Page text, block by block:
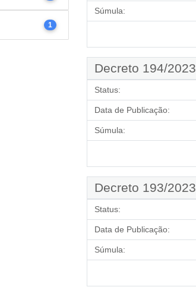
1
Súmula:
Decreto 194/2023
Status:
Data de Publicação:
Súmula:
Decreto 193/2023
Status:
Data de Publicação:
Súmula: